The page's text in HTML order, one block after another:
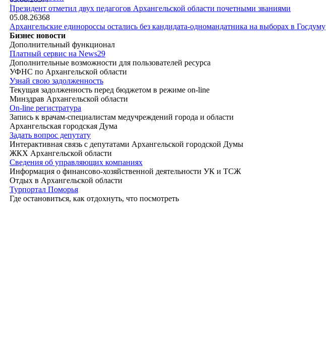
|
Президент отметил двух педагогов Архангельской области почетными званиями
05.08.26368
Архангельские единороссы остались без кандидата-одномандатника на выборах в Госдуму
Бизнес новости
Дополнительный функционал
Платный сервис на News29
Дополнительные возможности для пользователей ресурса
УФНС по Архангельской области
Узнай свою задолженность
Текущая задолженность перед бюджетом в режиме on-line
Минздрав Архангельской области
On-line регистратура
Запись к врачам-специалистам медучреждений города и области
Архангельская городская Дума
Задать вопрос депутату
Интерактивная связь с депутатами Архангельской городской Думы
ЖКХ Архангельской области
Сведения об управляющих компаниях
Информация о финансово-хозяйственной деятельности УК и ТСЖ
Отдых в Архангельской области
Турпортал Поморья
Где остановиться, как отдохнуть, что посмотреть